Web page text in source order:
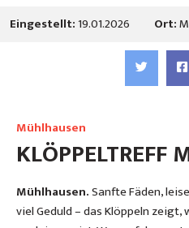
Eingestellt:19.01.2026 Ort:
Mühlhausen
KLÖPPELTREFF
Mühlhausen.Sanfte Fäden,
viel Geduld – das Klöppeln